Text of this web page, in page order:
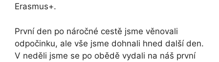
Erasmus+.
První den po náročné cestě jsme věnovali
odpočinku, ale vše jsme dohnali hned další den.
V neděli jsme se po obědě vydali na náš první